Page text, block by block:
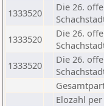
1333520
Die 26.
1333520
Die 26.
1333520
Die 26.
Elozahl